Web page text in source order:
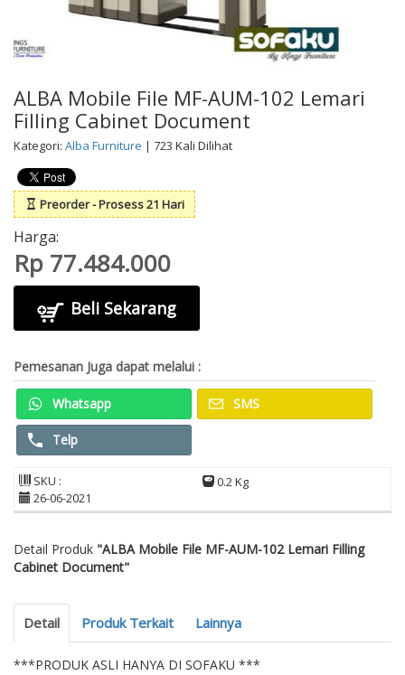
ALBA Mobile File MF-AUM-102 Lemari
Filling Cabinet Document
Kategori: Alba Furniture | 723 Kali Dilihat
Preorder - Prosess 21 Hari
Harga:
Rp 77.484.000
Beli Sekarang
Pemesanan Juga dapat melalui :
Whatsapp SMS
Telp
SKU :
0.2 Kg
26-06-2021
Detail Produk "ALBA Mobile File MF-AUM-102 Lemari Filling
Cabinet Document"
Detail Produk Terkait Lainnya
***PRODUK ASLI HANYA DI SOFAKU ***